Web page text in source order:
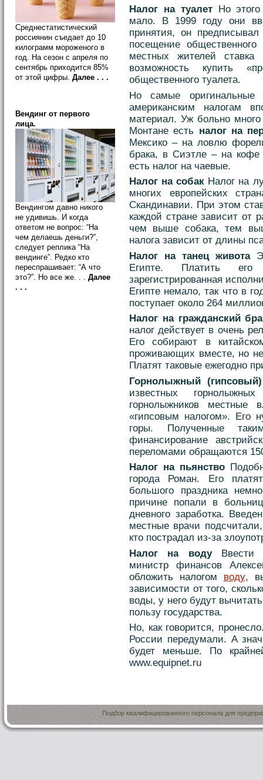
Среднестатистический
россиянин съедает до 10
килограмм мороженого в
год. На сезон с апреля по
сентябрь приходится 85%
от этой цифры. Далее . . .
Вендинг от первого
лица.
Вендингом давно никого
не удивишь. И когда
ответом не вопрос: “На
чем делаешь деньги?”,
следует реплика “На
вендинге”. Редко кто
переспрашивает: “А что
это?”. Но все же. . . Далее
. . .
Налог на туалетНо этого
мало. В 1999 году они
принятия, он
посещение
местных жителей
возможность купить
общественного туалета.
Но самые
американским налогам
материал. Уж больно
Монтане есть налог на
Мексико – на ловлю
брака, в Сиэтле – на
есть налог на чаевые.
Налог на собак Налог на
многих европейских
Скандинавии. При этом
каждой стране зависит от
чем выше собака, тем
налога зависит от длины
Налог на танец живота
Египте. Платить его
зарегистрированная
Египте немало, так что в
поступает около 264
Налог на гражданский
налог действует в очень
Его собирают в
проживающих вместе, но
Платят таковые ежегодно
Горнолыжный
известных
горнолыжников местные
«гипсовым налогом». Его
горы. Полученные
финансирование
переломами обращаются
Налог на пьянство
города Роман. Его
большого праздника
причине попали в
дневного заработка.
местные врачи
кто пострадал из-за
Налог на водуВвести
министр финансов
обложить налогом воду,
зависимости от того,
воды, у него будут
пользу государства.
Но, как говорится,
России передумали. А
будет меньше. По
www.equipnet.ru
Подбор квалифицированного персонала для